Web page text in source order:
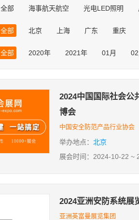
全部 海事航天航空 光电LED照明
投资加盟连锁
美容美发首饰 旅游产业
全部 北京 上海 广东
重庆
台湾
香港 澳门
全部 2020年 2021年 01月
2024中国国际社会公
博会
中国安全防范产品行业协会
举办地点： 北京
展会时间：2024-10-22 ~
2024亚洲安防系统展
亚洲英富曼展览集团